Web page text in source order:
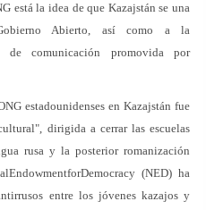
está la idea de que Kazajstán se una
Abierto, así como a la
de comunicación promovida por
estadounidenses en Kazajstán fue
dirigida a cerrar las escuelas
rusa y la posterior romanización
(NED) ha
entre los jóvenes kazajos y